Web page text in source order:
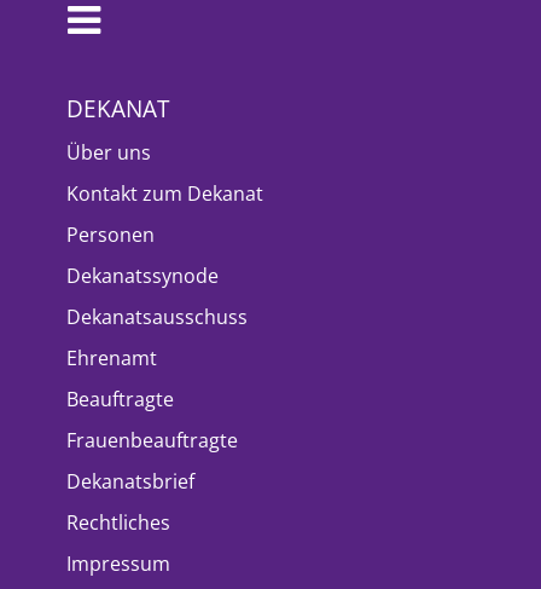
DEKANAT
Über uns
Kontakt zum Dekanat
Personen
Dekanatssynode
Dekanatsausschuss
Ehrenamt
Beauftragte
Frauenbeauftragte
Dekanatsbrief
Rechtliches
Impressum